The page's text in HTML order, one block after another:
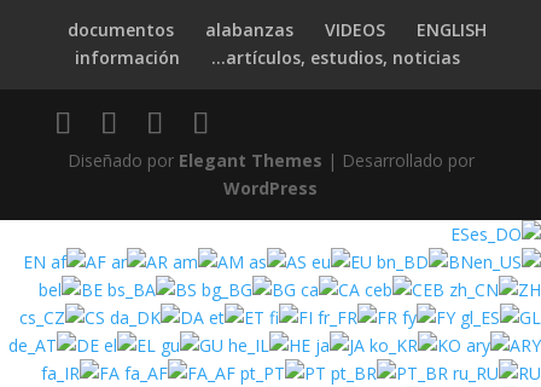
ENGLISH
VIDEOS
alabanzas
documentos
artículos, estudios, noticias…
información
Diseñado por Elegant Themes | Desarrollado por
WordPress
ES
EN
AF AR AM AS EU
BN
BE
BS BG CA CEB
ZH
CS
DA ET FI FR FY
GL
DE
EL GU HE JA KO
ARY
FA
FA_AF PT PT_BR
RU